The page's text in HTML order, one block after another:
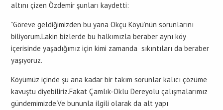
altını çizen Özdemir şunları kaydetti:
”Göreve geldiğimizden bu yana Okçu Köyü’nün sorunlarını
biliyorum.Lakin bizlerde bu halkımızla beraber aynı köy
içerisinde yaşadığımız için kimi zamanda sıkıntıları da beraber
yaşıyoruz.
Köyümüz içinde şu ana kadar bir takım sorunlar kalıcı çözüme
kavuştu diyebiliriz.Fakat Çamlık-Oklu Dereyolu çalışmalarımız
gündemimizde.Ve bununla ilgili olarak da alt yapı